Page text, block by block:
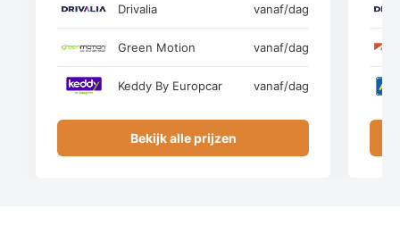
Drivalia vanaf/dag
Green Motion vanaf/dag
Keddy By Europcar vanaf/dag
Bekijk alle prijzen